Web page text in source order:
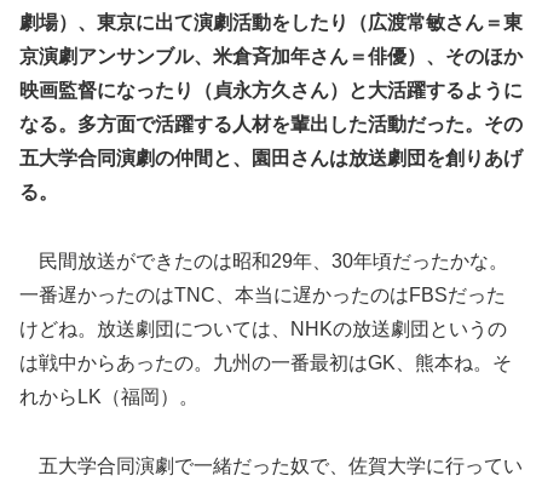
劇場）、東京に出て演劇活動をしたり（広渡常敏さん＝東
京演劇アンサンブル、米倉斉加年さん＝俳優）、そのほか
映画監督になったり（貞永方久さん）と大活躍するように
なる。多方面で活躍する人材を輩出した活動だった。その
五大学合同演劇の仲間と、園田さんは放送劇団を創りあげ
る。
民間放送ができたのは昭和29年、30年頃だったかな。
一番遅かったのはTNC、本当に遅かったのはFBSだった
けどね。放送劇団については、NHKの放送劇団というの
は戦中からあったの。九州の一番最初はGK、熊本ね。そ
れからLK（福岡）。
五大学合同演劇で一緒だった奴で、佐賀大学に行ってい